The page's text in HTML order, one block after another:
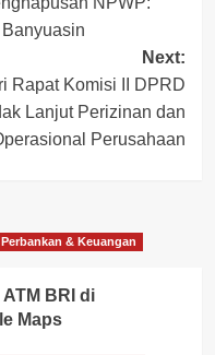
Next:
Rapat Komisi II DPRD
Lanjut Perizinan dan
Perusahaan
Perbankan & Keuangan
BRI di
Maps